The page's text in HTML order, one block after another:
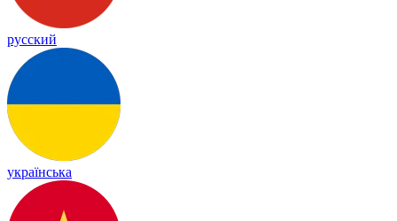
русский
українська